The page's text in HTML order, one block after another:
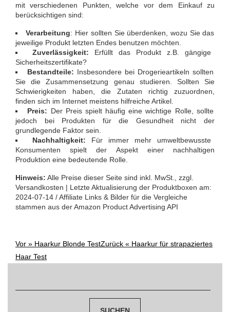
mit verschiedenen Punkten, welche vor dem Einkauf zu
berücksichtigen sind:
Verarbeitung: Hier sollten Sie überdenken, wozu Sie das
jeweilige Produkt letzten Endes benutzen möchten.
Zuverlässigkeit: Erfüllt das Produkt z.B. gängige
Sicherheitszertifikate?
Bestandteile: Insbesondere bei Drogerieartikeln sollten
Sie die Zusammensetzung genau studieren. Sollten Sie
Schwierigkeiten haben, die Zutaten richtig zuzuordnen,
finden sich im Internet meistens hilfreiche Artikel.
Preis: Der Preis spielt häufig eine wichtige Rolle, sollte
jedoch bei Produkten für die Gesundheit nicht der
grundlegende Faktor sein.
Nachhaltigkeit: Für immer mehr umweltbewusste
Konsumenten spielt der Aspekt einer nachhaltigen
Produktion eine bedeutende Rolle.
Hinweis: Alle Preise dieser Seite sind inkl. MwSt., zzgl.
Versandkosten | Letzte Aktualisierung der Produktboxen am:
2024-07-14 / Affiliate Links & Bilder für die Vergleiche
stammen aus der Amazon Product Advertising API
Post
Vor » Haarkur Blonde TestZurück « Haarkur für strapaziertes
Haar Test